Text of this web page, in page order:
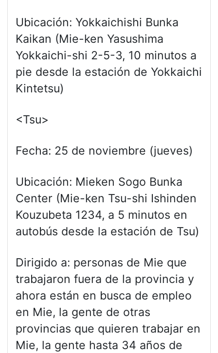
Ubicación: Yokkaichishi Bunka
Kaikan (Mie-ken Yasushima
Yokkaichi-shi 2-5-3, 10 minutos a
pie desde la estación de Yokkaichi
Kintetsu)
<Tsu>
Fecha: 25 de noviembre (jueves)
Ubicación: Mieken Sogo Bunka
Center (Mie-ken Tsu-shi Ishinden
Kouzubeta 1234, a 5 minutos en
autobús desde la estación de Tsu)
Dirigido a: personas de Mie que
trabajaron fuera de la provincia y
ahora están en busca de empleo
en Mie, la gente de otras
provincias que quieren trabajar en
Mie, la gente hasta 34 años de